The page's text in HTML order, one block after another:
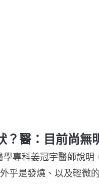
？醫：目前尚無
專科姜冠宇醫師說
乎是發燒、以及輕微